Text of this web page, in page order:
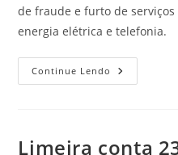
de fraude e furto de serviços
energia elétrica e telefonia.
Continue Lendo
Limeira conta